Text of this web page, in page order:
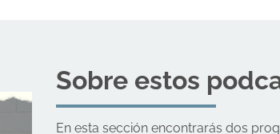
Sobre estos
En esta sección encontrarás dos